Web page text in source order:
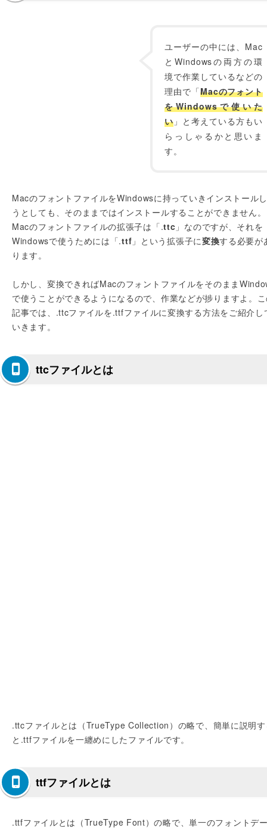
ユーザーの中には、Mac
とWindowsの両方の環
境で作業しているなどの
理由で「Macのフォント
をWindowsで使いた
い 」と考えている方もい
らっしゃるかと思いま
す。
MacのフォントファイルをWindowsに持っていきインストール
うとしても、そのままではインストールすることができません。
Macのフォントファイルの拡張子は「.ttc 」なのですが、それを
Windowsで使うためには「.ttf 」という拡張子に変換する必要が
ります。
しかし、変換できればMacのフォントファイルをそのまま
で使うことができるようになるので、作業などが捗りますよ。
記事では、.ttcファイルを.ttfファイルに変換する方法をご紹介し
いきます。
ttcファイルとは
.ttcファイルとは（TrueType Collection）の略で、簡単に説明
と.ttfファイルを一纏めにしたファイルです。
ttfファイルとは
.ttfファイルとは（TrueType Font）の略で、単一のフォントデ